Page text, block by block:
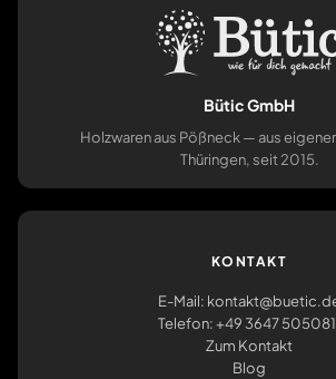
Bütic GmbH
Holzwaren aus Pößneck — aus
Thüringen, seit 2015.
KONTAKT
E-Mail:
Telefon: +49 3647
Zum Kontakt
Blog